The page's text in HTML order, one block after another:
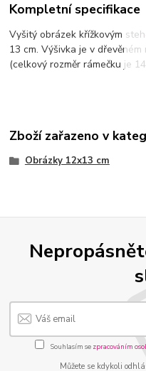
Kompletní specifikace
Vyšitý obrázek křížkovým
13 cm. Výšivka je v
(celkový rozměr rámečku je
Zboží zařazeno v
Obrázky 12x13 cm
Souhlasím se zpracováním
Můžete se kdykoli